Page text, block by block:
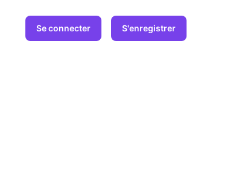
Se connecter S'enregistrer